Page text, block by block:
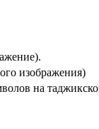
изображения)
на